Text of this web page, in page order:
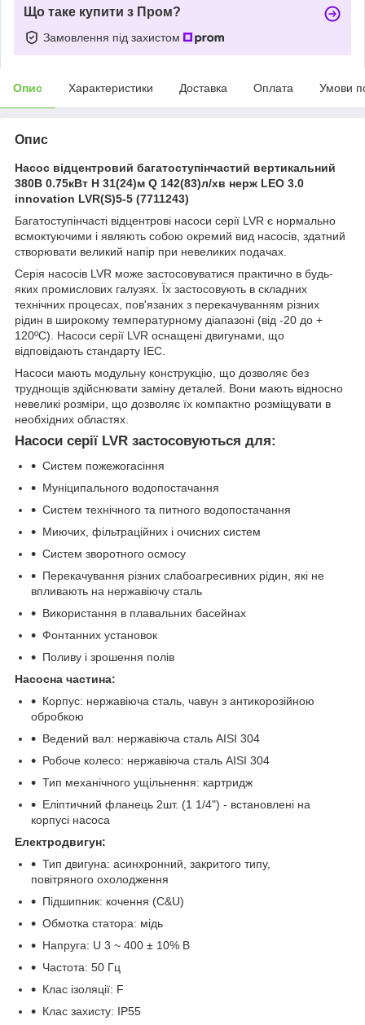
Що таке купити з Пром?
Замовлення під захистом
Опис Характеристики Доставка Оплата Умови
Опис
Насос відцентровий багатоступінчастий вертикальний
380В 0.75кВт H 31(24)м Q 142(83)л/хв нерж LEO 3.0
innovation LVR(S)5-5 (7711243)
Багатоступінчасті відцентрові насоси серії LVR є нормально
всмоктуючими і являють собою окремий вид насосів, здатний
створювати великий напір при невеликих подачах.
Серія насосів LVR може застосовуватися практично в будь-
яких промислових галузях. Їх застосовують в складних
технічних процесах, пов'язаних з перекачуванням різних
рідин в широкому температурному діапазоні (від -20 до +
120ºС). Насоси серії LVR оснащені двигунами, що
відповідають стандарту IEC.
Насоси мають модульну конструкцію, що дозволяє без
труднощів здійснювати заміну деталей. Вони мають відносно
невеликі розміри, що дозволяє їх компактно розміщувати в
необхідних областях.
Насоси серії LVR застосовуються для:
Систем пожежогасіння
Муніципального водопостачання
Систем технічного та питного водопостачання
Миючих, фільтраційних і очисних систем
Систем зворотного осмосу
Перекачування різних слабоагресивних рідин, які не
впливають на нержавіючу сталь
Використання в плавальних басейнах
Фонтанних установок
Поливу і зрошення полів
Насосна частина:
Корпус: нержавіюча сталь, чавун з антикорозійною
обробкою
Ведений вал: нержавіюча сталь AISI 304
Робоче колесо: нержавіюча сталь AISI 304
Тип механічного ущільнення: картридж
Еліптичний фланець 2шт. (1 1/4") - встановлені на
корпусі насоса
Електродвигун:
Тип двигуна: асинхронний, закритого типу,
повітряного охолодження
Підшипник: кочення (C&U)
Обмотка статора: мідь
Напруга: U 3 ~ 400 ± 10% В
Частота: 50 Гц
Клас ізоляції: F
Клас захисту: IP55